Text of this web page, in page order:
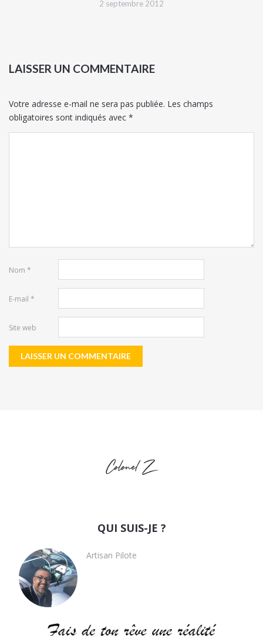
2 septembre 2012
LAISSER UN COMMENTAIRE
Votre adresse e-mail ne sera pas publiée. Les champs
obligatoires sont indiqués avec *
Nom *
E-mail *
Site web
QUI SUIS-JE ?
Artisan Pilote